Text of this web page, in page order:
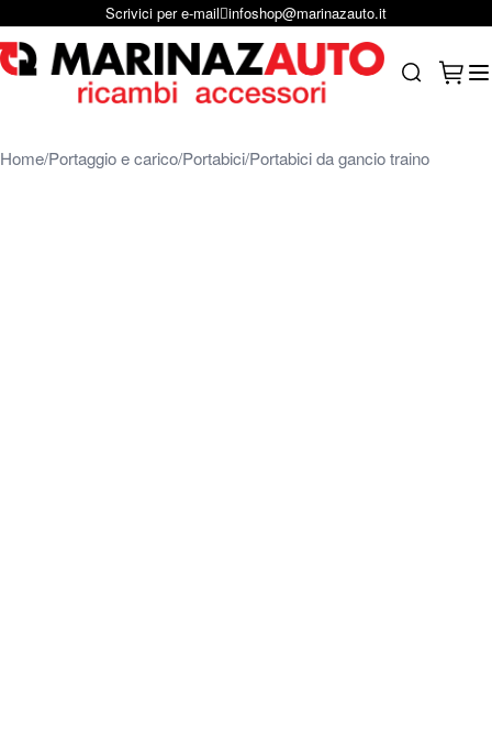
Salta al contenutoScrivici per e-mail infoshop@marinazauto.it
Home Portaggio e carico Portabici Portabici da gancio traino